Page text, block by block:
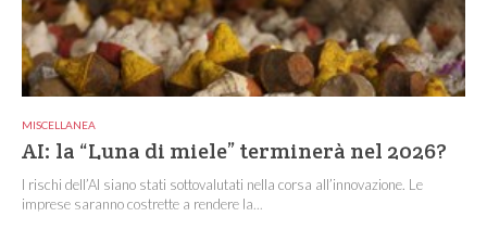
MISCELLANEA
AI: la “Luna di miele” terminerà nel 2026?
I rischi dell’AI siano stati sottovalutati nella corsa all’innovazione. Le
imprese saranno costrette a rendere la...